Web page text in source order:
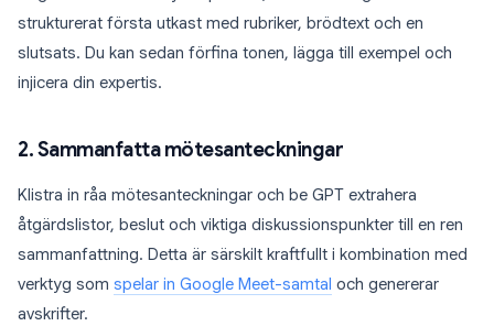
strukturerat första utkast med rubriker, brödtext och en
slutsats. Du kan sedan förfina tonen, lägga till exempel och
injicera din expertis.
2. Sammanfatta mötesanteckningar
Klistra in råa mötesanteckningar och be GPT extrahera
åtgärdslistor, beslut och viktiga diskussionspunkter till en ren
sammanfattning. Detta är särskilt kraftfullt i kombination med
verktyg som spelar in Google Meet-samtal och genererar
avskrifter.